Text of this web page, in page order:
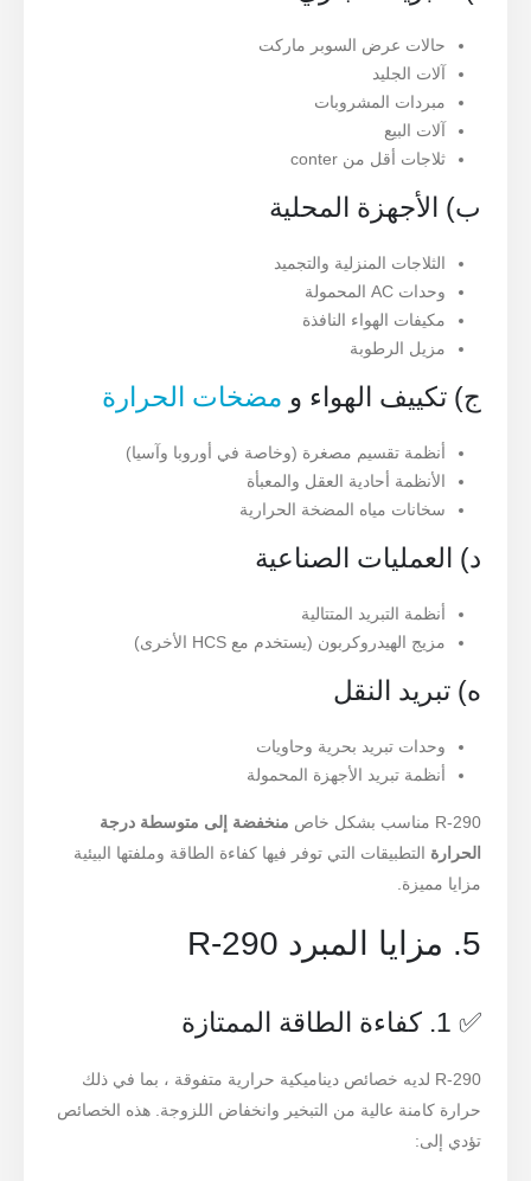
حالات عرض السوبر ماركت
آلات الجليد
مبردات المشروبات
آلات البيع
ثلاجات أقل من conter
ب) الأجهزة المحلية
الثلاجات المنزلية والتجميد
وحدات AC المحمولة
مكيفات الهواء النافذة
مزيل الرطوبة
ج) تكييف الهواء و مضخات الحرارة
أنظمة تقسيم مصغرة (وخاصة في أوروبا وآسيا)
الأنظمة أحادية العقل والمعبأة
سخانات مياه المضخة الحرارية
د) العمليات الصناعية
أنظمة التبريد المتتالية
مزيج الهيدروكربون (يستخدم مع HCS الأخرى)
ه) تبريد النقل
وحدات تبريد بحرية وحاويات
أنظمة تبريد الأجهزة المحمولة
R-290 مناسب بشكل خاص
منخفضة إلى متوسطة درجة
الحرارة التطبيقات التي توفر فيها كفاءة الطاقة وملفتها البيئية
مزايا مميزة.
5. مزايا المبرد R-290
✅ 1. كفاءة الطاقة الممتازة
R-290 لديه خصائص ديناميكية حرارية متفوقة ، بما في ذلك
حرارة كامنة عالية من التبخير وانخفاض اللزوجة. هذه الخصائص
تؤدي إلى: